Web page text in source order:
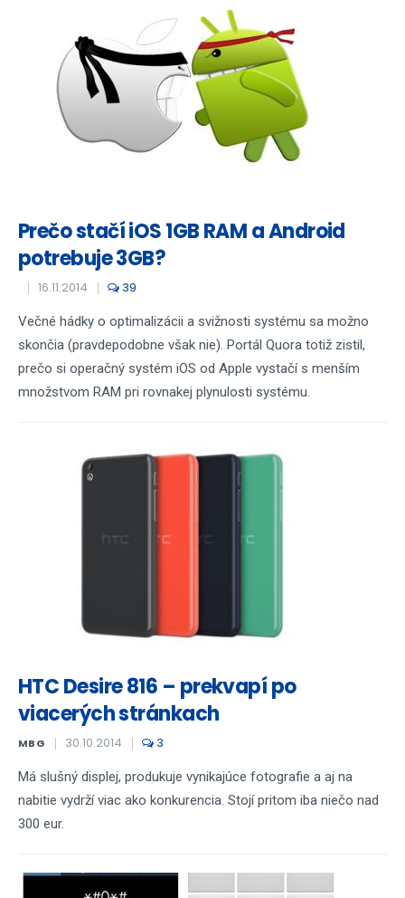
Prečo stačí iOS 1GB RAM a Android
potrebuje 3GB?
16.11.2014 39
Večné hádky o optimalizácii a svižnosti systému sa možno
skončia (pravdepodobne však nie). Portál Quora totiž zistil,
prečo si operačný systém iOS od Apple vystačí s menším
množstvom RAM pri rovnakej plynulosti systému.
HTC Desire 816 – prekvapí po
viacerých stránkach
MBG 30.10.2014 3
Má slušný displej, produkuje vynikajúce fotografie a aj na
nabitie vydrží viac ako konkurencia. Stojí pritom iba niečo nad
300 eur.